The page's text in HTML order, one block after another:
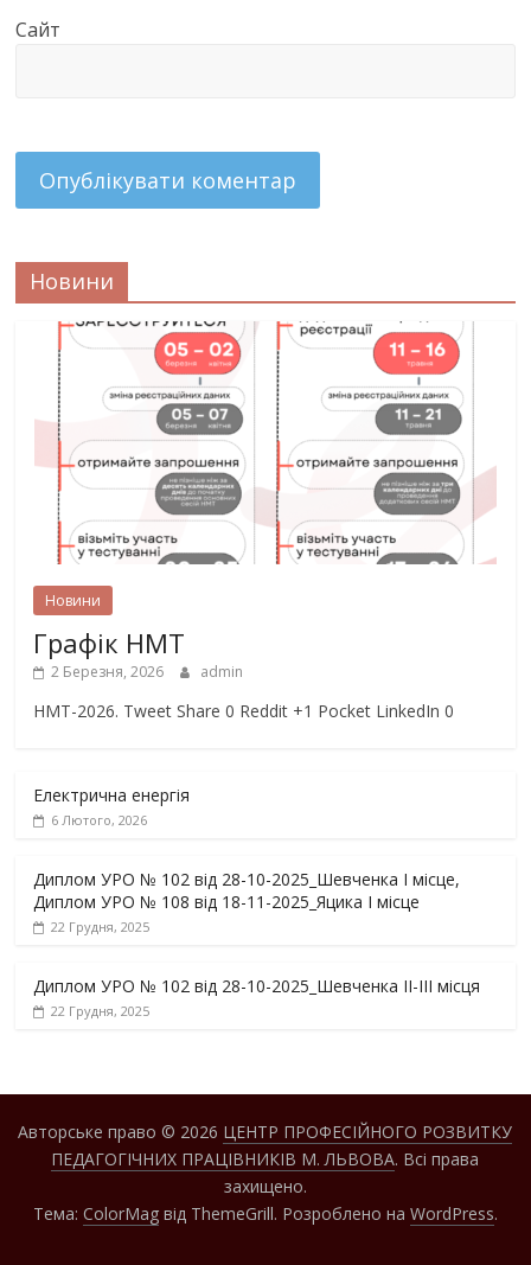
Сайт
Новини
Новини
Графік НМТ
2 Березня, 2026 admin
НМТ-2026. Tweet Share 0 Reddit +1 Pocket LinkedIn 0
Електрична енергія
6 Лютого, 2026
Диплом УРО № 102 від 28-10-2025_Шевченка І місце,
Диплом УРО № 108 від 18-11-2025_Яцика І місце
22 Грудня, 2025
Диплом УРО № 102 від 28-10-2025_Шевченка ІІ-ІІІ місця
22 Грудня, 2025
Авторське право © 2026 ЦЕНТР ПРОФЕСІЙНОГО РОЗВИТКУ
ПЕДАГОГІЧНИХ ПРАЦІВНИКІВ М. ЛЬВОВА. Всі права
захищено.
Тема: ColorMagвід ThemeGrill. Розроблено на WordPress.